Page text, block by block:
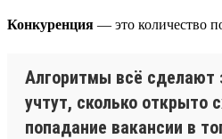
Конкуренция — это количество
Алгоритмы всё сделают
учтут, сколько открыто
попадание вакансии в